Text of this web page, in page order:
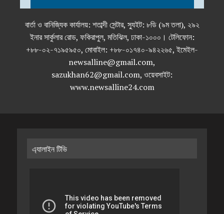
বার্তা ও বানিজ্যিক কার্যালয়: শতাব্দী সেন্টার, স্যুইট: ৮ডি (৯ম তলা), ২৯২
ইনার সার্কুলার রোড, ফকিরাপুল, মতিঝিল, ঢাকা-১০০০। টেলিফোন:
+৮৮-০২-৭১৯৫৯৫০, মোবাইল: +৮৮-০১৭৪০-৯৪২২৬৫, ইমেইল-
newsalline@gmail.com,
sazukhan62@gmail.com, ওয়েবসাইট:
www.newsalline24.com
এ্যালাইন টিভি